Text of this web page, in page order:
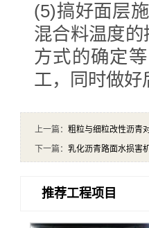
(5)搞好面层
混合料温度
方式的确定
工，同时做好
上一篇： 粗粒与细粒改性沥青
下一篇： 乳化沥青路面水损害
推荐工程项目